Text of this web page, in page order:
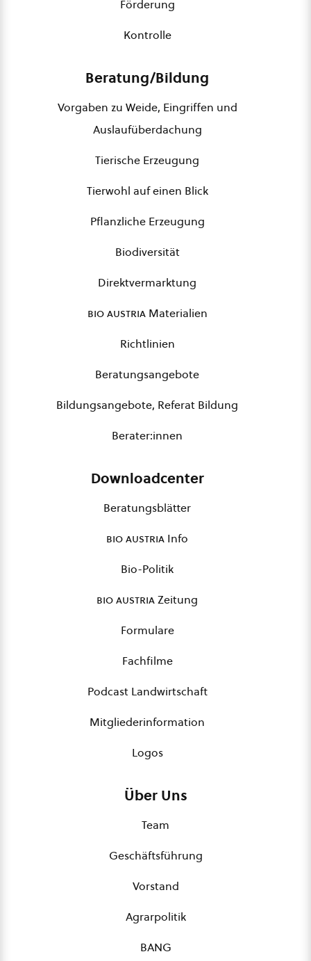
Förderung
Kontrolle
Beratung/Bildung
Vorgaben zu Weide, Eingriffen und
Auslaufüberdachung
Tierische Erzeugung
Tierwohl auf einen Blick
Pflanzliche Erzeugung
Biodiversität
Direktvermarktung
bio austriaMaterialien
Richtlinien
Beratungsangebote
Bildungsangebote, Referat Bildung
Berater:innen
Downloadcenter
Beratungsblätter
bio austria Info
Bio-Politik
bio austriaZeitung
Formulare
Fachfilme
Podcast Landwirtschaft
Mitgliederinformation
Logos
Über Uns
Team
Geschäftsführung
Vorstand
Agrarpolitik
BANG